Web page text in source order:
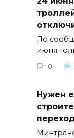
По
июня
0
Нужен